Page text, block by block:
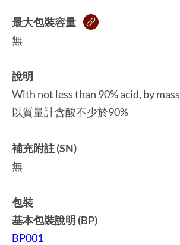
最大包裝容量
無
說明
With not less than 90% acid, by mass
以質量計含酸不少於90%
補充附註 (SN)
無
包裝
基本包裝說明 (BP)
BP001